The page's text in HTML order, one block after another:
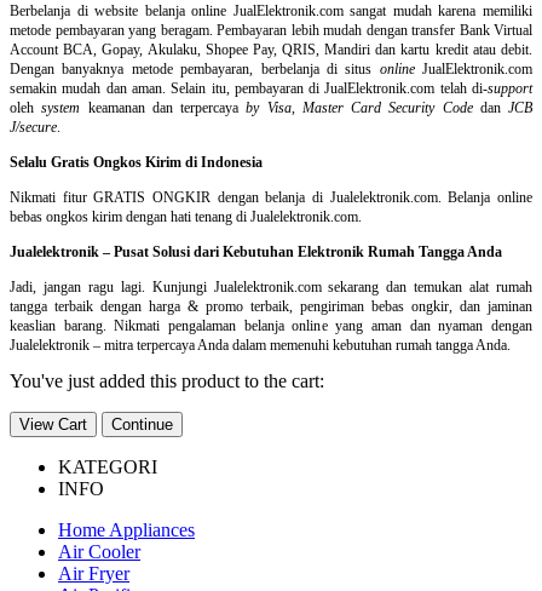
Berbelanja diwebsite belanja online JualElektronik.com sangat mudah karena memiliki
metode pembayaran yang beragam. Pembayaran lebih mudah dengan transfer Bank Virtual
Account BCA, Gopay, Akulaku, Shopee Pay, QRIS, Mandiri dan kartu kredit atau debit.
Dengan banyaknya metode pembayaran, berbelanja di situs onlineJualElektronik.com
semakin mudah dan aman. Selain itu, pembayaran di JualElektronik.com telah di-support
olehsystem keamanan dan terpercayaby Visa, Master Card Security Codedan JCB
J/secure.
Selalu Gratis Ongkos Kirim di Indonesia
Nikmati fitur GRATIS ONGKIR dengan belanja di Jualelektronik.com. Belanja online
bebas ongkos kirim dengan hati tenang di Jualelektronik.com.
Jualelektronik – Pusat Solusi dari Kebutuhan Elektronik Rumah Tangga Anda
Jadi, jangan ragu lagi. Kunjungi Jualelektronik.com sekarang dan temukan alat rumah
tangga terbaik dengan harga & promo terbaik, pengiriman bebas ongkir, dan jaminan
keaslian barang. Nikmati pengalaman belanja online yang aman dan nyaman dengan
Jualelektronik – mitra terpercaya Anda dalam memenuhi kebutuhan rumah tangga Anda.
You've just added this product to the cart:
View Cart Continue
KATEGORI
INFO
Home Appliances
Air Cooler
Air Fryer